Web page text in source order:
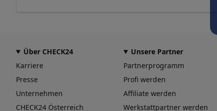
Über CHECK24
Karriere
Presse
Unternehmen
CHECK24 Österreich
Unsere Partner
Partnerprogramm
Profi werden
Affiliate werden
Werkstattpartner werden